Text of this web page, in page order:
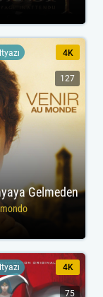
Gelmeden
4K
127
4K
75